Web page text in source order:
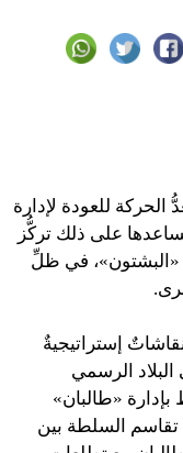
للعودة لإدارة
فارقتها منذ عام 2001م، ويساعدها على ذلك تركُّز
«البشتون»، في ظلِّ
إستراتيجيةٌ
الرسمي
بإدارة «طالبان»
تقاسم السلطة بين